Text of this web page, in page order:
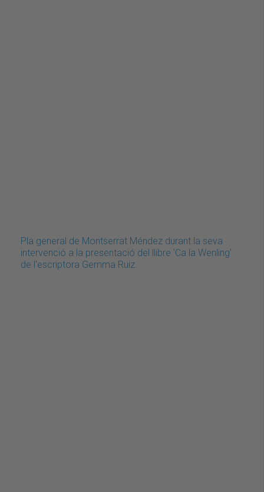
Pla general de Montserrat Méndez durant la seva
intervenció a la presentació del llibre 'Ca la Wenling'
de l'escriptora Gemma Ruiz.